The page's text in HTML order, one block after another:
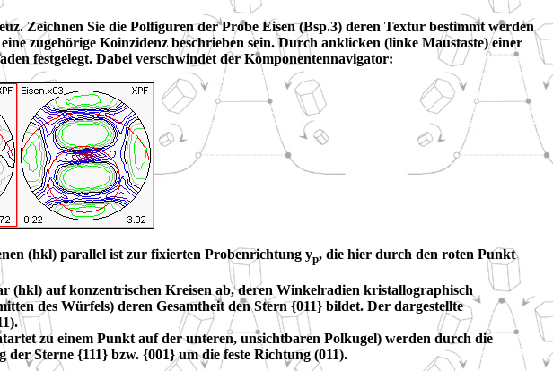
Zeichnen Sie die Polfiguren der Probe Eisen (Bsp.3) deren Textur bestimmt werden
zugehörige Koinzidenz beschrieben sein. Durch anklicken (linke Maustaste) einer
festgelegt. Dabei verschwindet der Komponentennavigator:
(hkl) parallel ist zur fixierten Probenrichtung yp, die hier durch den roten Punkt
(hkl) auf konzentrischen Kreisen ab, deren Winkelradien kristallographisch
des Würfels) deren Gesamtheit den Stern {011} bildet. Der dargestellte
zu einem Punkt auf der unteren, unsichtbaren Polkugel) werden durch die
Sterne {111} bzw. {001} um die feste Richtung (011).